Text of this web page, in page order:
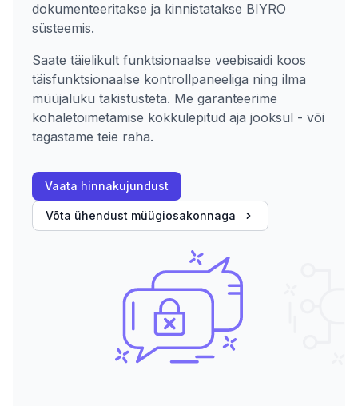
dokumenteeritakse ja kinnistatakse BIYRO
süsteemis.
Saate täielikult funktsionaalse veebisaidi koos
täisfunktsionaalse kontrollpaneeliga ning ilma
müüjaluku takistusteta. Me garanteerime
kohaletoimetamise kokkulepitud aja jooksul - või
tagastame teie raha.
Vaata hinnakujundust
Võta ühendust müügiosakonnaga